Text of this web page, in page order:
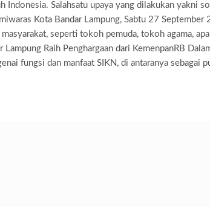
Indonesia. Salahsatu upaya yang dilakukan yakni
Kota Bandar Lampung, Sabtu 27
seperti tokoh pemuda, tokoh agama,
Lampung Raih Penghargaan dari KemenpanRB
fungsi dan manfaat SIKN, di antaranya sebagai